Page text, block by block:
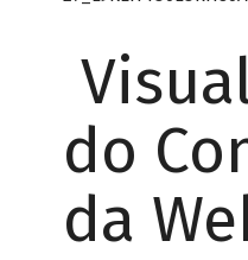
do
da